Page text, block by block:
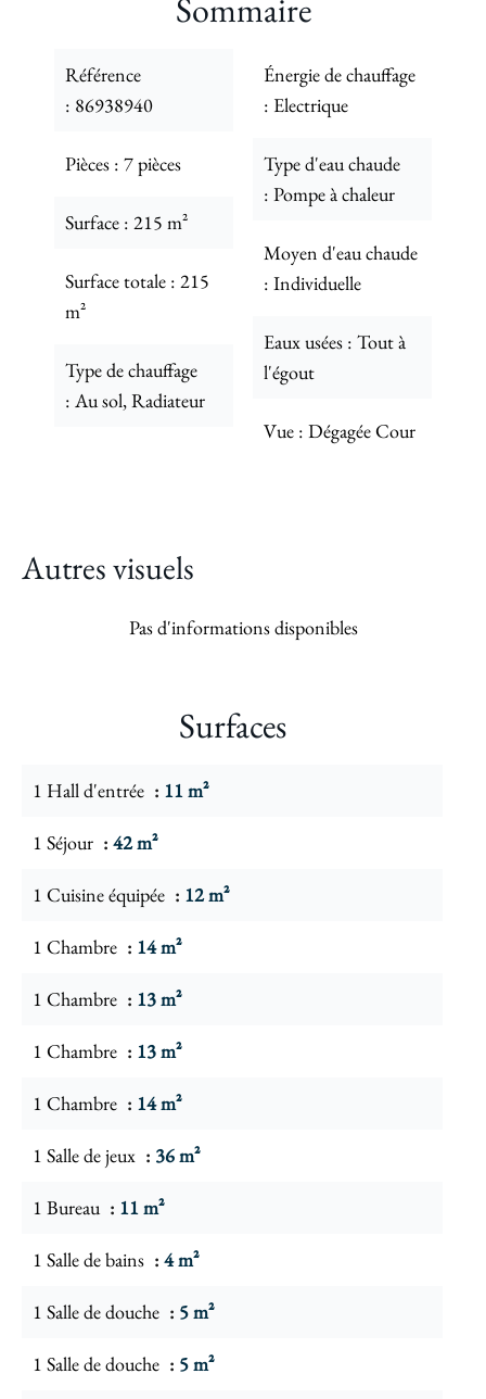
Sommaire
Référence
86938940
Pièces 7 pièces
Surface 215 m²
Surface totale 215
m²
Type de chauffage
Au sol, Radiateur
Énergie de chauffage
Electrique
Type d'eau chaude
Pompe à chaleur
Moyen d'eau chaude
Individuelle
Eaux usées Tout à
l'égout
Vue Dégagée Cour
Autres visuels
Pas d'informations disponibles
Surfaces
1 Hall d'entrée 11 m²
1 Séjour 42 m²
1 Cuisine équipée 12 m²
1 Chambre 14 m²
1 Chambre 13 m²
1 Chambre 13 m²
1 Chambre 14 m²
1 Salle de jeux 36 m²
1 Bureau 11 m²
1 Salle de bains 4 m²
1 Salle de douche 5 m²
1 Salle de douche 5 m²